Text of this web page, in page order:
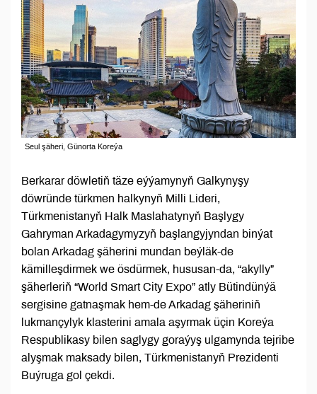
Seul şäheri, Günorta Koreýa
Berkarar döwletiň täze eýýamynyň Galkynyşy
döwründe türkmen halkynyň Milli Lideri,
Türkmenistanyň Halk Maslahatynyň Başlygy
Gahryman Arkadagymyzyň başlangyjyndan binýat
bolan Arkadag şäherini mundan beýläk-de
kämilleşdirmek we ösdürmek, hususan-da, “akylly”
şäherleriň “World Smart City Expo” atly Bütindünýä
sergisine gatnaşmak hem-de Arkadag şäheriniň
lukmançylyk klasterini amala aşyrmak üçin Koreýa
Respublikasy bilen saglygy goraýyş ulgamynda tejribe
alyşmak maksady bilen, Türkmenistanyň Prezidenti
Buýruga gol çekdi.